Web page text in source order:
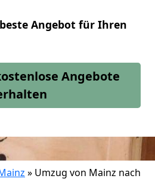
Angebot für Ihren
Angebote
» Umzug von Mainz nach